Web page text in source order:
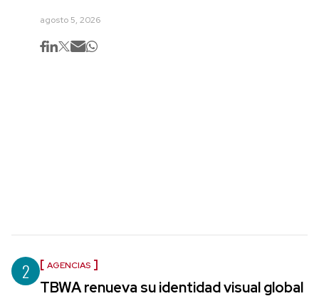
agosto 5, 2026
2 AGENCIAS
TBWA renueva su identidad visual global